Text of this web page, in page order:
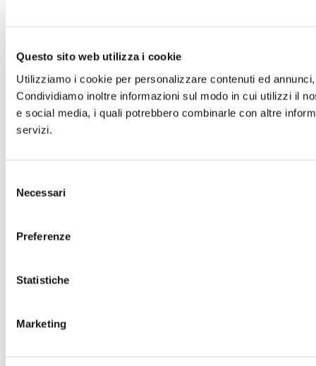
Questo sito web utilizza i cookie
Utilizziamo i cookie per personalizzare contenuti ed
Condividiamo inoltre informazioni sul modo in cui utilizzi il
e social media, i quali potrebbero combinarle con altre
servizi.
delNecessari
Preferenze
Statistiche
Marketing